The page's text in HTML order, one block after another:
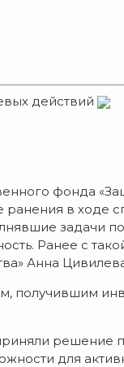
действий
фонда
в ходе
задачи
Ранее с
Анна
получившим
решение
для